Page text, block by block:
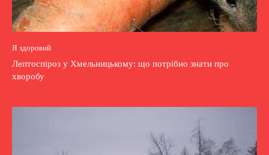
Я здоровий
Лептоспіроз у Хмельницькому: що потрібно знати про
хворобу